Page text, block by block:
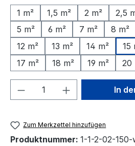
1 m²
1,5 m² 2 m² 2,5
5 m²
6 m² 7 m² 8 m²
12 m²
13 m² 14 m² 15
17 m²
18 m² 19 m² 20
Produkt Anzahl: Gib
In
Zum Merkzettel hinzufügen
Produktnummer: 1-1-2-02-150-